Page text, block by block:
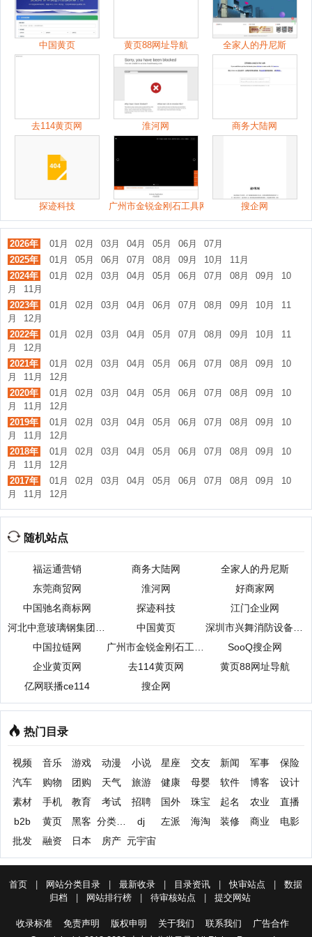
中国黄页 黄页88网址导航 全家人的丹尼斯
去114黄页网 淮河网 商务大陆网
探迹科技 广州市金锐金刚石工具网 搜企网
2026年 01月 02月 03月 04月 05月 06月
07月
2025年
01月 05月 06月 07月 08月 09月 10月
11月
2024年
01月 02月 03月 04月 05月 06月 07月 08月 09月
10
月
11月
2023年
01月 02月 03月 04月 06月 07月 08月 09月 10月
11
月
12月
2022年
01月 02月 03月 04月 05月 07月 08月 09月 10月
11
月
12月
2021年
01月 02月 03月 04月 05月 06月 07月 08月 09月
10
月
11月
12月
2020年
01月 02月 03月 04月 05月 06月 07月 08月 09月
10
月
11月
12月
2019年
01月 02月 03月 04月 05月 06月 07月 08月 09月
10
月
11月
12月
2018年
01月 02月 03月 04月 05月 06月 07月 08月 09月
10
月
11月
12月
2017年
01月 02月 03月 04月 05月 06月 07月 08月 09月
10
月
11月 12月
随机站点
福运通营销 商务大陆网
全家人的丹尼斯
东莞商贸网
淮河网
好商家网
中国驰名商标网
探迹科技
江门企业网
中国黄页
中国拉链网
SooQ搜企网
企业黄页网
去114黄页网
黄页88网址导航
亿网联播ce114
搜企网
热门目录
视频 音乐 游戏 动漫 小说 星座 交友 新闻 军事
保险
汽车
购物 团购 天气 旅游 健康 母婴 软件 博客
设计
素材
手机 教育 考试 招聘 国外 珠宝 起名 农业
直播
b2b
黄页 黑客 分类信息 dj 左派 海淘 装修 商业
电影
批发
融资 日本 房产 元宇宙
首页 网站分类目录 最新收录 目录资讯 快审站点
数据
归档
网站排行榜 待审核站点 提交网站
收录标准 免责声明 版权申明 关于我们 联系我们
广告合作